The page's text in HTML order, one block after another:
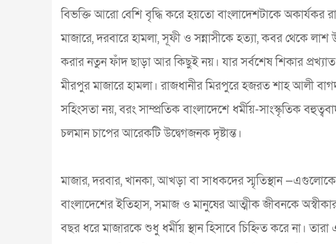
বিভক্তি আরো বেশি বৃদ্ধি করে হয়তো বাংলাদেশটাকে অকার্যকর
মাজারে, দরবারে হামলা, সূফী ও সন্নাসীকে হত্যা, কবর থেকে
করার নতুন ফাঁদ ছাড়া আর কিছুই নয়। যার সর্বশেষ শিকার
মীরপুর মাজারে হামলা। রাজধানীর মিরপুরে হজরত শাহ আলী
সহিংসতা নয়, বরং সাম্প্রতিক বাংলাদেশে ধর্মীয়-সাংস্কৃতিক
চলমান চাপের আরেকটি উদ্বেগজনক দৃষ্টান্ত।
মাজার, দরবার, খানকা, আখড়া বা সাধকদের স্মৃতিস্থান
বাংলাদেশের ইতিহাস, সমাজ ও মানুষের আত্মীক জীবনকে
বছর ধরে মাজারকে শুধু ধর্মীয় স্থান হিসাবে চিহ্নিত করে না।